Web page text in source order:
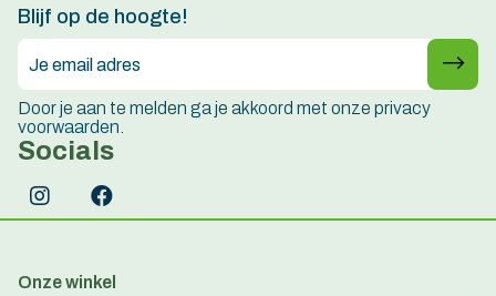
Blijf op de hoogte!
Door je aan te melden ga je akkoord met onze privacy
voorwaarden.
Socials
Onze winkel